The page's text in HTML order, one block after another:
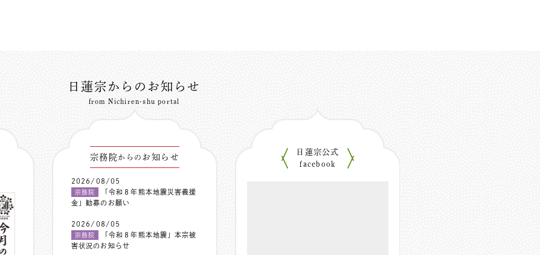
日蓮宗からのお知らせ
from Nichiren-shu portal
宗務院からの お知らせ
2026/08/05
宗務院
「令和８年熊本地震災害義援
金」勧募のお願い
2026/08/05
宗務院
「令和８年熊本地震」本宗被
害状況のお知らせ
日蓮宗公式
facebook